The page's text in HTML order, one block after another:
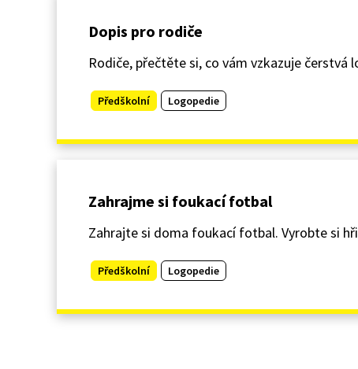
Dopis pro rodiče
Rodiče, přečtěte si, co vám vzkazuje
Předškolní Logopedie
Zahrajme si foukací fotbal
Zahrajte si doma foukací fotbal. Vyrobte si
Předškolní Logopedie